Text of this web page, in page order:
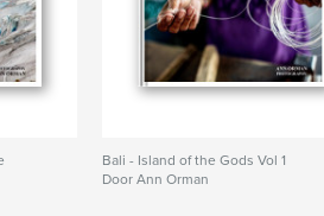
Bali - Island of the Gods Vol 1
Door Ann Orman